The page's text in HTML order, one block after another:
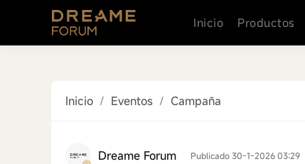
Inicio Productos
Inicio / Eventos / Campaña
Dreame Forum Publicado 30-1-2026 03:29